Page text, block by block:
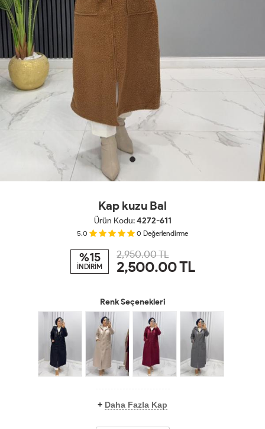
Kap kuzu Bal
Ürün Kodu:4272-611
5.0 0 Değerlendirme
%15
İNDİRİM
2,950.00 TL
2,500.00TL
Renk Seçenekleri
+ Daha Fazla Kap